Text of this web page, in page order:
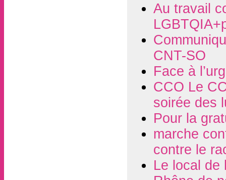
Au travail
CNT-SO
Face à
CCO Le
soirée des
Pour la
marche
contre le
Le local de